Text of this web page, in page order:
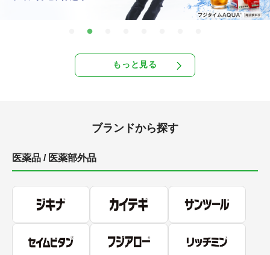
もっと見る
ブランドから探す
医薬品 / 医薬部外品